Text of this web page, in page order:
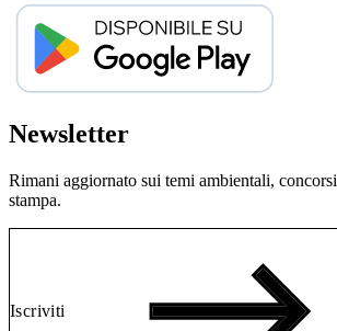
Newsletter
Rimani aggiornato sui temi ambientali,
stampa.
Iscriviti